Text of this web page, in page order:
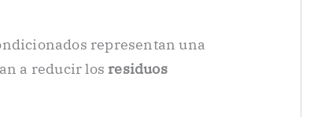
representan una
a reducir los residuos